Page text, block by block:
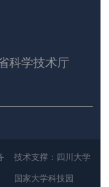
科学技术厅
技术支撑：四川大学
国家大学科技园